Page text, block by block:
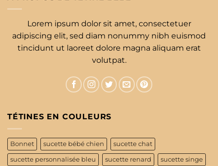
Lorem ipsum dolor sit amet, consectetuer
adipiscing elit, sed diam nonummy nibh euismod
tincidunt ut laoreet dolore magna aliquam erat
volutpat.
TÉTINES EN COULEURS
Bonnet sucette bébé chien sucette chat
sucette personnalisée bleu sucette renard sucette singe